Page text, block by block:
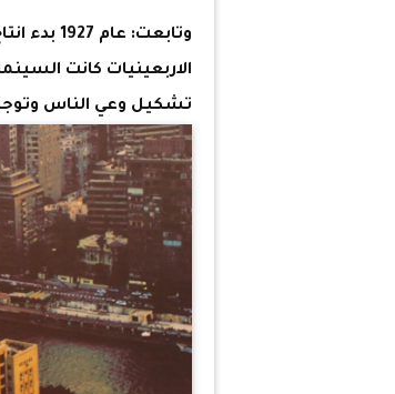
الاربعينيات كانت
تشكيل وعي الناس